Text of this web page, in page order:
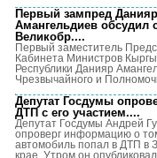
Первый зампред Данияр
Амангельдиев обсудил
Великобр....
Первый заместитель
Кабинета Министров
Республики Данияр
Чрезвычайного и
Депутат Госдумы
ДТП с его участием....
Депутат Госдумы Андрей
опроверг информацию о
автомобиль попал в ДТП в
крае. Утром он опубликовал